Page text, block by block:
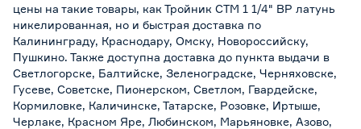
цены на такие товары, как Тройник СТМ 1 1/4" ВР латунь
никелированная, но и быстрая доставка по
Калининграду, Краснодару, Омску, Новороссийску,
Пушкино. Также доступна доставка до пункта выдачи в
Светлогорске, Балтийске, Зеленоградске, Черняховске,
Гусеве, Советске, Пионерском, Светлом, Гвардейске,
Кормиловке, Каличинске, Татарске, Розовке, Иртыше,
Черлаке, Красном Яре, Любинском, Марьяновке, Азово,